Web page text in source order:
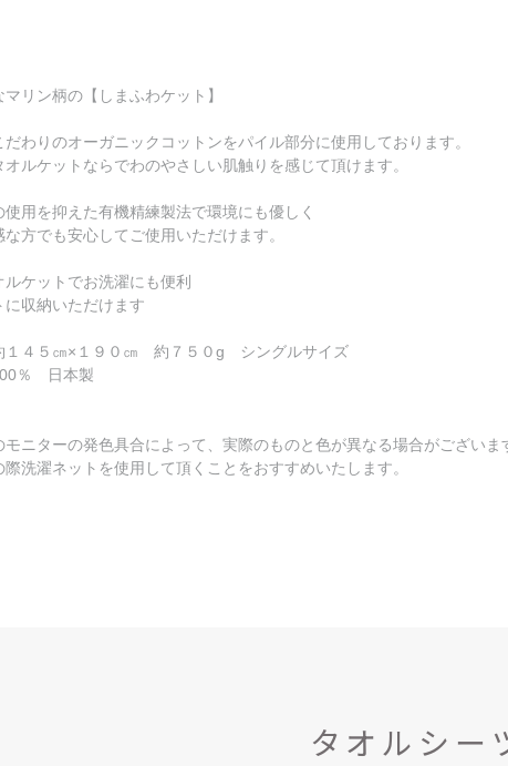
マリン柄の【しまふわケット】
わりのオーガニックコットンをパイル部分に使用しております。
ルケットならでわのやさしい肌触りを感じて頂けます。
使用を抑えた有機精練製法で環境にも優しく
な方でも安心してご使用いただけます。
ケットでお洗濯にも便利
に収納いただけます
１４５㎝×１９０㎝ 約７５０g シングルサイズ
％ 日本製
モニターの発色具合によって、実際のものと色が異なる場合がございま
際洗濯ネットを使用して頂くことをおすすめいたします。
タオルシー